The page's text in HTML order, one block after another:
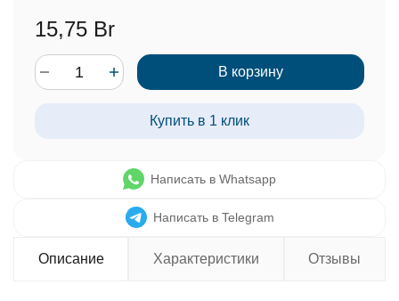
15,75 Br
В корзину
Купить в 1 клик
Написать в Whatsapp
Написать в Telegram
Описание Характеристики Отзывы